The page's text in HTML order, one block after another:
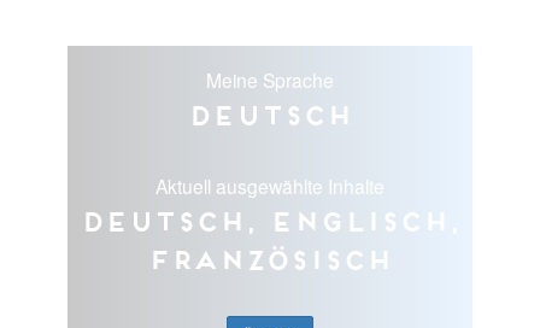
Meine Sprache
Deutsch
Aktuell ausgewählte Inhalte
Deutsch, Englisch,
Französisch